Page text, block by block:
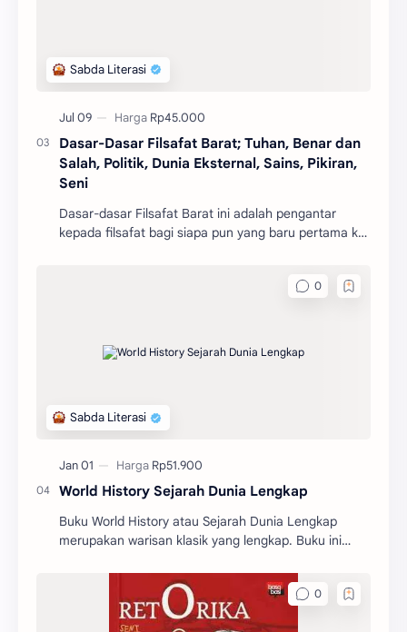
Dasar-Dasar Filsafat Barat; Tuhan, Benar dan
Salah, Politik, Dunia Eksternal, Sains, Pikiran,
Seni
Dasar-dasar Filsafat Barat ini adalah pengantar
kepada filsafat bagi siapa pun yang baru pertama kali
World History Sejarah Dunia Lengkap
Buku World History atau Sejarah Dunia Lengkap
merupakan warisan klasik yang lengkap. Buku ini